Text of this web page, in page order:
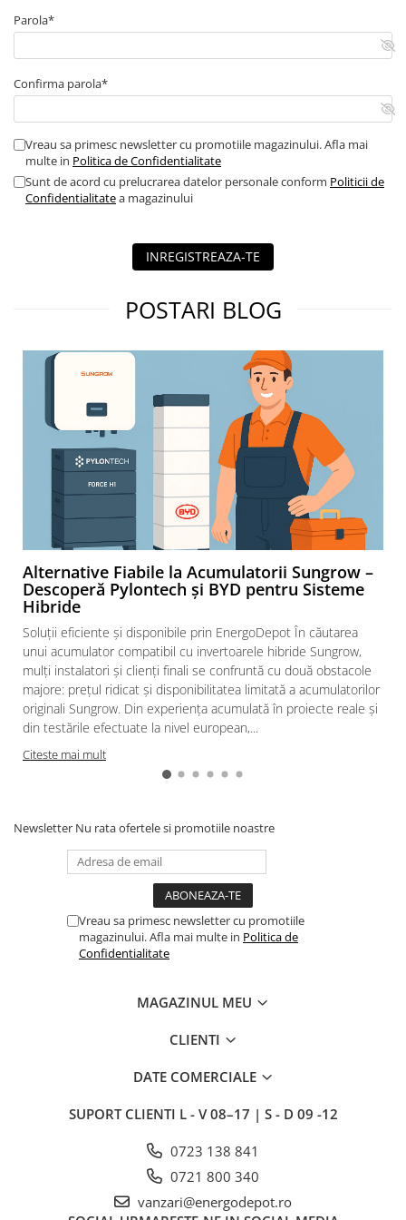
Contor digital
Buton ciuperca
Contactoare
Contactor industrial
Contactor modular
Descarcatoare
Electrozi impamantare
Intrerupatoare automate
AFDD
Intrerupatoare automate de putere
Intrerupatoare automate
diferentiale
Intrerupatoare automate modulare
Separator sarcina
Releu monitorizare tensiune
Separator fuzibil
Separator fuzibil aplicatii
fotovoltaice
Sigurante fuzibile
Aparataj
Aparataj modular
Standard German
Intrerupator
Functii speciale
Pulsar Touch
Smart SHELLY
Corpuri iluminat exterior
Corpuri iluminat interior
Lampa de birou/veioza
Parola*
Confirma parola*
Vreau sa primesc newsletter cu promotiile magazinului. Afla mai
multe in Politica de Confidentialitate
Sunt de acord cu prelucrarea datelor personale conform Politicii de
Confidentialitatea magazinului
INREGISTREAZA-TE
POSTARI BLOG
Alternative Fiabile la Acumulatorii Sungrow –
Descoperă Pylontech și BYD pentru Sisteme
Hibride
Soluții eficiente și disponibile prin EnergoDepot În căutarea
unui acumulator compatibil cu invertoarele hibride Sungrow,
mulți instalatori și clienți finali se confruntă cu două obstacole
majore: prețul ridicat și disponibilitatea limitată a acumulatorilor
originali Sungrow. Din experiența acumulată în proiecte reale și
din testările efectuate la nivel european,...
Citeste mai mult
Newsletter Nu rata ofertele si promotiile noastre
Vreau sa primesc newsletter cu promotiile
magazinului. Afla mai multe in Politica de
Confidentialitate
MAGAZINUL MEU
CLIENTI
DATE COMERCIALE
SUPORT CLIENTI L - V 08–17 | S - D 09 -12
0723 138 841
0721 800 340
vanzari@energodepot.ro